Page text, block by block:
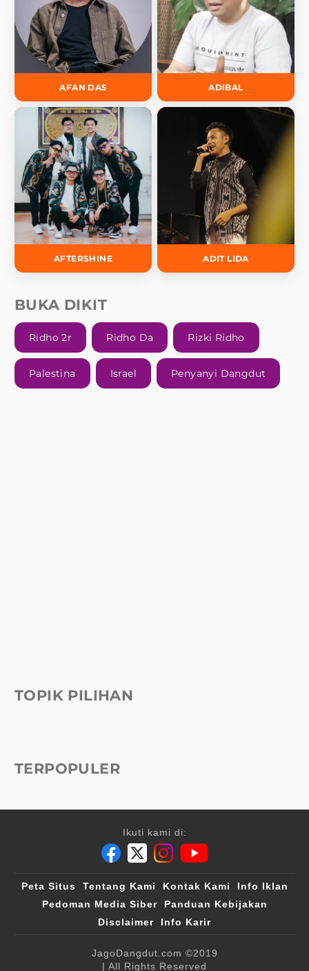
AFAN DA5 ADIBAL
AFTERSHINE ADIT LIDA
BUKA DIKIT
Ridho 2r Ridho Da Rizki Ridho
Palestina Israel Penyanyi Dangdut
TOPIK PILIHAN
TERPOPULER
Ikuti kami di:
Peta Situs Tentang Kami Kontak Kami
Info Iklan
Pedoman Media Siber
Panduan Kebijakan
Disclaimer
Info Karir
JagoDangdut.com ©2019
| All Rights Reserved